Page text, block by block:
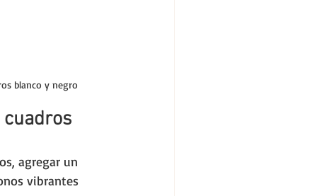
blanco y negro
agregar un
vibrantes